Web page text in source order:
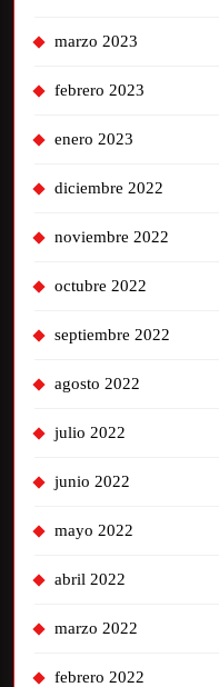
marzo 2023
febrero 2023
enero 2023
diciembre 2022
noviembre 2022
octubre 2022
septiembre 2022
agosto 2022
julio 2022
junio 2022
mayo 2022
abril 2022
marzo 2022
febrero 2022